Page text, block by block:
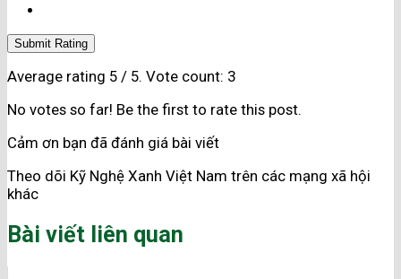
Submit Rating
Average rating 5 / 5. Vote count: 3
No votes so far! Be the first to rate this post.
Cảm ơn bạn đã đánh giá bài viết
Theo dõi Kỹ Nghệ Xanh Việt Nam trên các mạng xã hội
khác
Bài viết liên quan